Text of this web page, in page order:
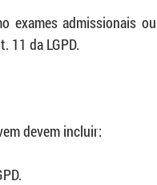
exames admissionais ou
11 da LGPD.
devem incluir: